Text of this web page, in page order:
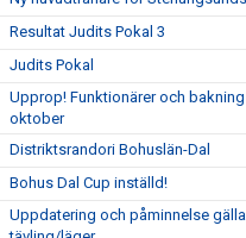
Resultat Judits Pokal 3
Judits Pokal
Upprop! Funktionärer och
oktober
Distriktsrandori Bohuslän-Dal
Bohus Dal Cup inställd!
Uppdatering och påminnelse